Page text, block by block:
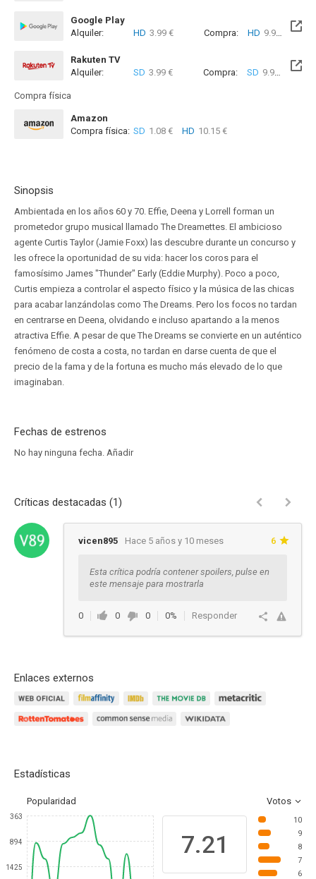
Google Play
Alquiler:
HD 3.99 € Compra: HD 9.99 €
Rakuten TV
Alquiler:
SD 3.99 € Compra: SD 9.99 €
Compra física
Amazon
Compra física: SD 1.08 € HD 10.15 €
Sinopsis
Ambientada en los años 60 y 70. Effie, Deena y Lorrell forman un
prometedor grupo musical llamado The Dreamettes. El ambicioso
agente Curtis Taylor (Jamie Foxx) las descubre durante un concurso y
les ofrece la oportunidad de su vida: hacer los coros para el
famosísimo James "Thunder" Early (Eddie Murphy). Poco a poco,
Curtis empieza a controlar el aspecto físico y la música de las chicas
para acabar lanzándolas como The Dreams. Pero los focos no tardan
en centrarse en Deena, olvidando e incluso apartando a la menos
atractiva Effie. A pesar de que The Dreams se convierte en un auténtico
fenómeno de costa a costa, no tardan en darse cuenta de que el
precio de la fama y de la fortuna es mucho más elevado de lo que
imaginaban.
Fechas de estrenos
No hay ninguna fecha. Añadir
Críticas destacadas (1)
vicen895 Hace 5 años y 10 meses 6
Esta crítica podría contener spoilers, pulse en
este mensaje para mostrarla
0 0 0 0% Responder
Enlaces externos
Estadísticas
Popularidad Votos
363
894
1425
7.21
10
9
8
7
6